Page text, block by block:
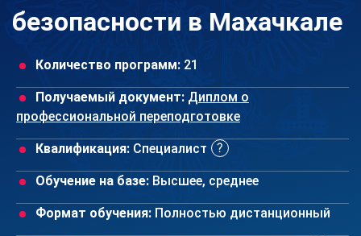
безопасности в Махачкале
Количество программ: 21
Получаемый документ: Диплом о
профессиональной переподготовке
Квалификация: Специалист
Обучение на базе: Высшее, среднее
Формат обучения: Полностью дистанционный